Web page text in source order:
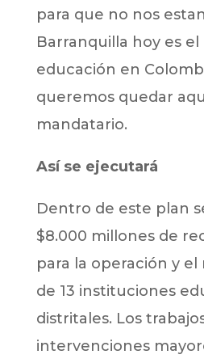
para que no nos
Barranquilla hoy es
educación en
queremos quedar
mandatario.
Así se ejecutará
Dentro de este plan
$8.000 millones de
para la operación y
de 13 instituciones
distritales. Los
intervenciones